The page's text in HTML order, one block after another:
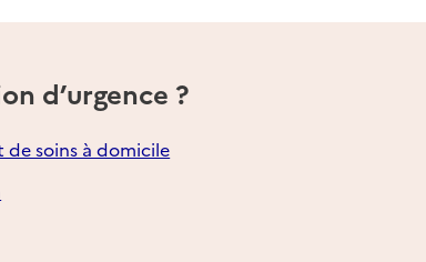
d’urgence ?
de soins à domicile